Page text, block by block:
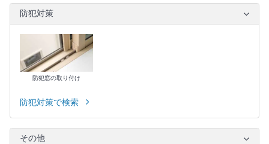
防犯対策
防犯窓の取り付け
防犯対策で検索
その他